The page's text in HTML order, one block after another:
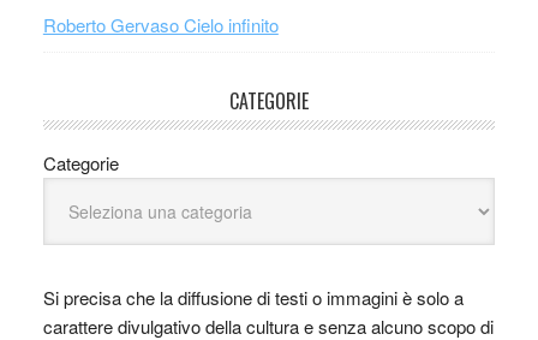
Roberto Gervaso Cielo infinito
CATEGORIE
Categorie
Si precisa che la diffusione di testi o immagini è solo a
carattere divulgativo della cultura e senza alcuno scopo di